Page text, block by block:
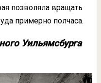
позволяла вращать
примерно полчаса.
Уильямсбурга